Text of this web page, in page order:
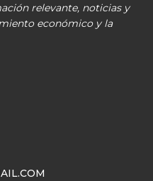
relevante, noticias y
económico y la